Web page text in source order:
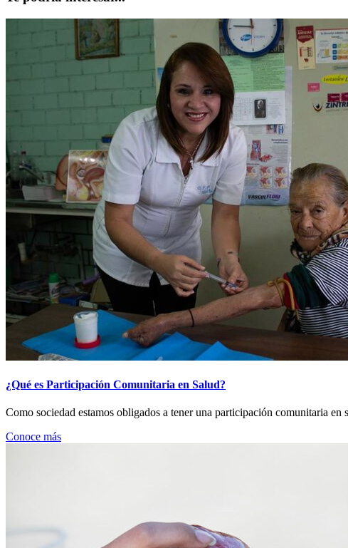
¿Qué es Participación Comunitaria en Salud?
Como sociedad estamos obligados a tener una participación comunitaria en
Conoce más